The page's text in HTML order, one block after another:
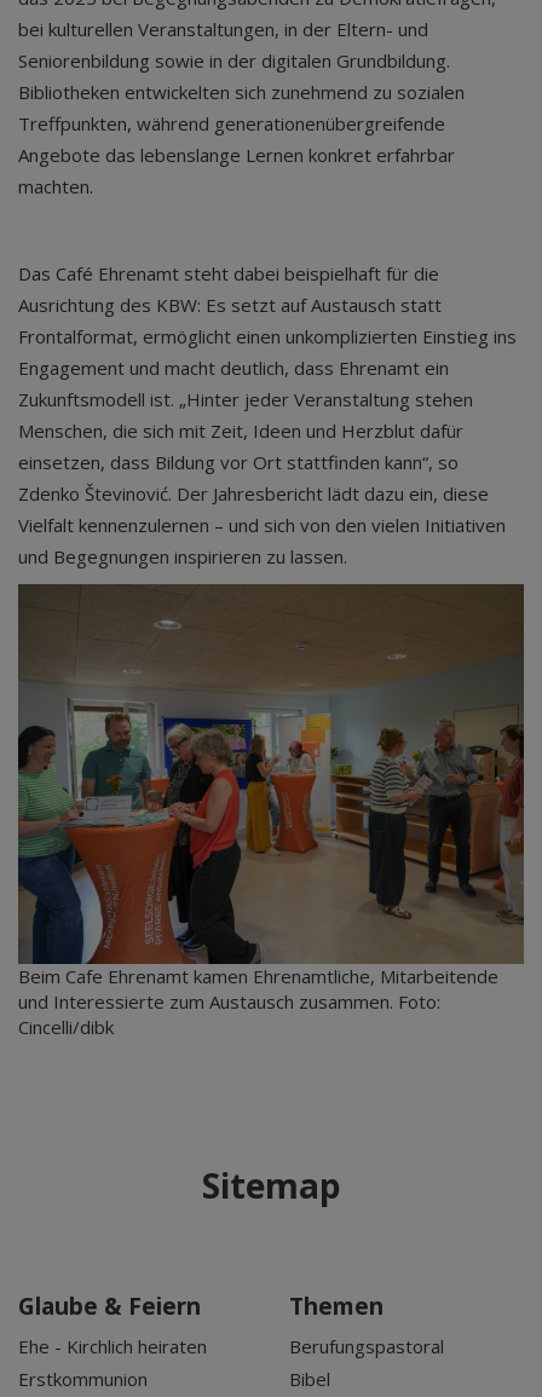
bei kulturellen Veranstaltungen, in der Eltern- und
Seniorenbildung sowie in der digitalen Grundbildung.
Bibliotheken entwickelten sich zunehmend zu sozialen
Treffpunkten, während generationenübergreifende
Angebote das lebenslange Lernen konkret erfahrbar
machten.
Das Café Ehrenamt steht dabei beispielhaft für die
Ausrichtung des KBW: Es setzt auf Austausch statt
Frontalformat, ermöglicht einen unkomplizierten Einstieg ins
Engagement und macht deutlich, dass Ehrenamt ein
Zukunftsmodell ist. „Hinter jeder Veranstaltung stehen
Menschen, die sich mit Zeit, Ideen und Herzblut dafür
einsetzen, dass Bildung vor Ort stattfinden kann“, so
Zdenko Števinović. Der Jahresbericht lädt dazu ein, diese
Vielfalt kennenzulernen – und sich von den vielen Initiativen
und Begegnungen inspirieren zu lassen.
Beim Cafe Ehrenamt kamen Ehrenamtliche, Mitarbeitende
und Interessierte zum Austausch zusammen. Foto:
Cincelli/dibk
Sitemap
Glaube & Feiern
Ehe - Kirchlich heiraten
Erstkommunion
Themen
Berufungspastoral
Bibel